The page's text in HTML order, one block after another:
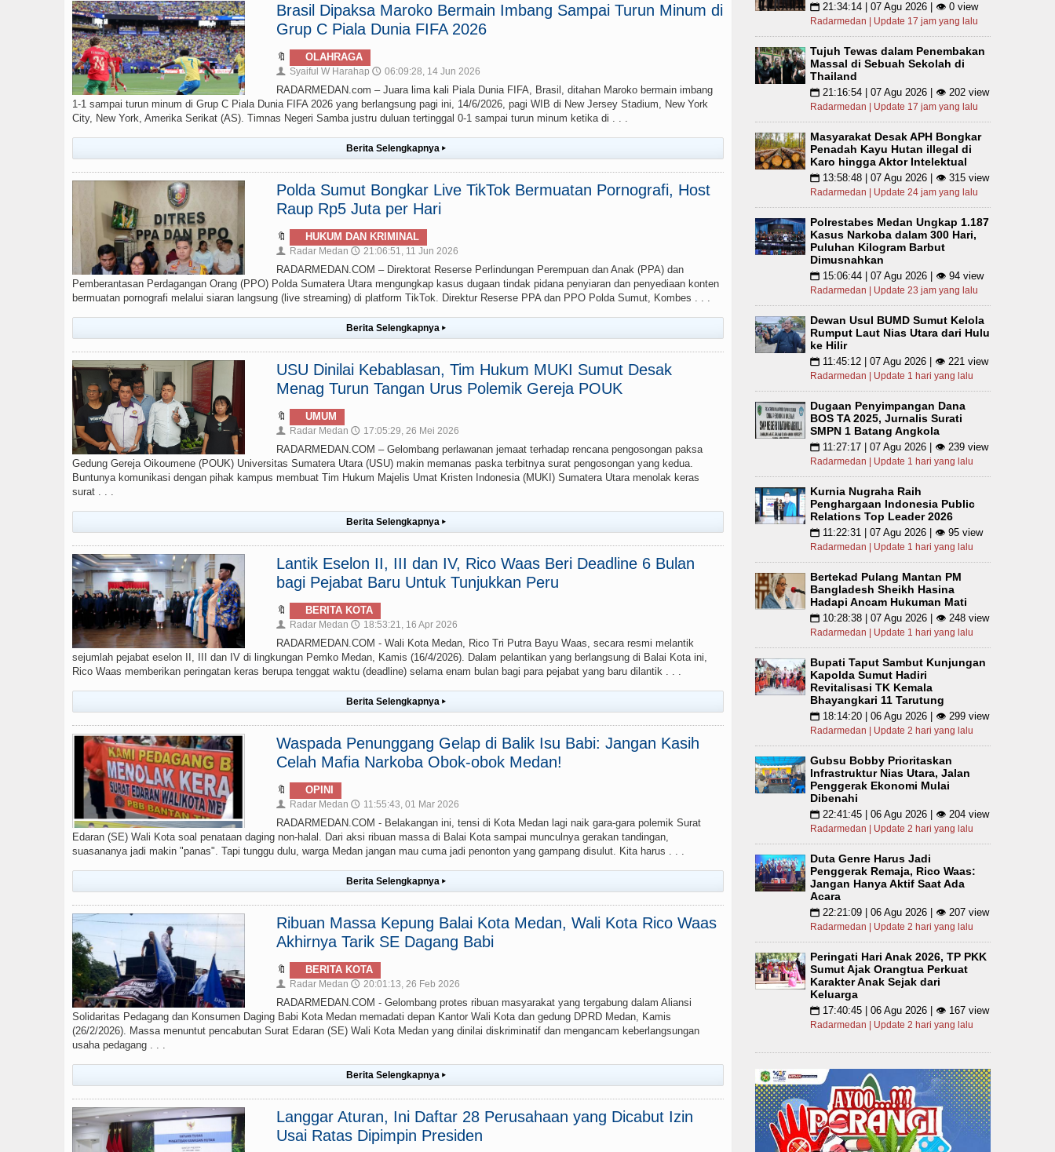
Brasil Dipaksa Maroko Bermain Imbang Sampai Turun Minum di
Grup C Piala Dunia FIFA 2026
🔖 OLAHRAGA
👤 Syaiful W Harahap 🕔 06:09:28, 14 Jun 2026
RADARMEDAN.com – Juara lima kali Piala Dunia FIFA, Brasil, ditahan Maroko bermain imbang
1-1 sampai turun minum di Grup C Piala Dunia FIFA 2026 yang berlangsung pagi ini, 14/6/2026, pagi WIB di New Jersey Stadium, New York
City, New York, Amerika Serikat (AS). Timnas Negeri Samba justru duluan tertinggal 0-1 sampai turun minum ketika di . . .
Berita Selengkapnya ▸
Polda Sumut Bongkar Live TikTok Bermuatan Pornografi, Host
Raup Rp5 Juta per Hari
🔖 HUKUM DAN KRIMINAL
👤 Radar Medan 🕔 21:06:51, 11 Jun 2026
RADARMEDAN.COM – Direktorat Reserse Perlindungan Perempuan dan Anak (PPA) dan
Pemberantasan Perdagangan Orang (PPO) Polda Sumatera Utara mengungkap kasus dugaan tindak pidana penyiaran dan penyediaan konten
bermuatan pornografi melalui siaran langsung (live streaming) di platform TikTok. Direktur Reserse PPA dan PPO Polda Sumut, Kombes . . .
Berita Selengkapnya ▸
USU Dinilai Kebablasan, Tim Hukum MUKI Sumut Desak
Menag Turun Tangan Urus Polemik Gereja POUK
🔖 UMUM
👤 Radar Medan 🕔 17:05:29, 26 Mei 2026
RADARMEDAN.COM – Gelombang perlawanan jemaat terhadap rencana pengosongan paksa
Gedung Gereja Oikoumene (POUK) Universitas Sumatera Utara (USU) makin memanas paska terbitnya surat pengosongan yang kedua.
Buntunya komunikasi dengan pihak kampus membuat Tim Hukum Majelis Umat Kristen Indonesia (MUKI) Sumatera Utara menolak keras
surat . . .
Berita Selengkapnya ▸
Lantik Eselon II, III dan IV, Rico Waas Beri Deadline 6 Bulan
bagi Pejabat Baru Untuk Tunjukkan Peru
🔖 BERITA KOTA
👤 Radar Medan 🕔 18:53:21, 16 Apr 2026
RADARMEDAN.COM - Wali Kota Medan, Rico Tri Putra Bayu Waas, secara resmi melantik
sejumlah pejabat eselon II, III dan IV di lingkungan Pemko Medan, Kamis (16/4/2026). Dalam pelantikan yang berlangsung di Balai Kota ini,
Rico Waas memberikan peringatan keras berupa tenggat waktu (deadline) selama enam bulan bagi para pejabat yang baru dilantik . . .
Berita Selengkapnya ▸
Waspada Penunggang Gelap di Balik Isu Babi: Jangan Kasih
Celah Mafia Narkoba Obok-obok Medan!
🔖 OPINI
👤 Radar Medan 🕔 11:55:43, 01 Mar 2026
RADARMEDAN.COM - Belakangan ini, tensi di Kota Medan lagi naik gara-gara polemik Surat
Edaran (SE) Wali Kota soal penataan daging non-halal. Dari aksi ribuan massa di Balai Kota sampai munculnya gerakan tandingan,
suasananya jadi makin "panas". Tapi tunggu dulu, warga Medan jangan mau cuma jadi penonton yang gampang disulut. Kita harus . . .
Berita Selengkapnya ▸
Ribuan Massa Kepung Balai Kota Medan, Wali Kota Rico Waas
Akhirnya Tarik SE Dagang Babi
🔖 BERITA KOTA
👤 Radar Medan 🕔 20:01:13, 26 Feb 2026
RADARMEDAN.COM - Gelombang protes ribuan masyarakat yang tergabung dalam Aliansi
Solidaritas Pedagang dan Konsumen Daging Babi Kota Medan memadati depan Kantor Wali Kota dan gedung DPRD Medan, Kamis
(26/2/2026). Massa menuntut pencabutan Surat Edaran (SE) Wali Kota Medan yang dinilai diskriminatif dan mengancam keberlangsungan
usaha pedagang . . .
Berita Selengkapnya ▸
Langgar Aturan, Ini Daftar 28 Perusahaan yang Dicabut Izin
Usai Ratas Dipimpin Presiden
📅 21:34:14 | 07 Agu 2026 | 👁 0 view
Radarmedan | Update 17 jam yang lalu
Tujuh Tewas dalam Penembakan
Massal di Sebuah Sekolah di
Thailand
📅 21:16:54 | 07 Agu 2026 | 👁 202 view
Radarmedan | Update 17 jam yang lalu
Masyarakat Desak APH Bongkar
Penadah Kayu Hutan illegal di
Karo hingga Aktor Intelektual
📅 13:58:48 | 07 Agu 2026 | 👁 315 view
Radarmedan | Update 24 jam yang lalu
Polrestabes Medan Ungkap 1.187
Kasus Narkoba dalam 300 Hari,
Puluhan Kilogram Barbut
Dimusnahkan
📅 15:06:44 | 07 Agu 2026 | 👁 94 view
Radarmedan | Update 23 jam yang lalu
Dewan Usul BUMD Sumut Kelola
Rumput Laut Nias Utara dari Hulu
ke Hilir
📅 11:45:12 | 07 Agu 2026 | 👁 221 view
Radarmedan | Update 1 hari yang lalu
Dugaan Penyimpangan Dana
BOS TA 2025, Jurnalis Surati
SMPN 1 Batang Angkola
📅 11:27:17 | 07 Agu 2026 | 👁 239 view
Radarmedan | Update 1 hari yang lalu
Kurnia Nugraha Raih
Penghargaan Indonesia Public
Relations Top Leader 2026
📅 11:22:31 | 07 Agu 2026 | 👁 95 view
Radarmedan | Update 1 hari yang lalu
Bertekad Pulang Mantan PM
Bangladesh Sheikh Hasina
Hadapi Ancam Hukuman Mati
📅 10:28:38 | 07 Agu 2026 | 👁 248 view
Radarmedan | Update 1 hari yang lalu
Bupati Taput Sambut Kunjungan
Kapolda Sumut Hadiri
Revitalisasi TK Kemala
Bhayangkari 11 Tarutung
📅 18:14:20 | 06 Agu 2026 | 👁 299 view
Radarmedan | Update 2 hari yang lalu
Gubsu Bobby Prioritaskan
Infrastruktur Nias Utara, Jalan
Penggerak Ekonomi Mulai
Dibenahi
📅 22:41:45 | 06 Agu 2026 | 👁 204 view
Radarmedan | Update 2 hari yang lalu
Duta Genre Harus Jadi
Penggerak Remaja, Rico Waas:
Jangan Hanya Aktif Saat Ada
Acara
📅 22:21:09 | 06 Agu 2026 | 👁 207 view
Radarmedan | Update 2 hari yang lalu
Peringati Hari Anak 2026, TP PKK
Sumut Ajak Orangtua Perkuat
Karakter Anak Sejak dari
Keluarga
📅 17:40:45 | 06 Agu 2026 | 👁 167 view
Radarmedan | Update 2 hari yang lalu